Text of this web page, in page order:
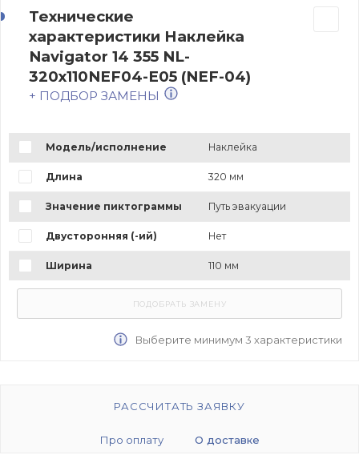
Технические
характеристики Наклейка
Navigator 14 355 NL-
320х110NEF04-E05 (NEF-04)
+ ПОДБОР ЗАМЕНЫ
Модель/исполнение Наклейка
Длина 320 мм
Значение пиктограммы Путь эвакуации
Двусторонняя (-ий) Нет
Ширина 110 мм
Выберите минимум 3 характеристики
РАССЧИТАТЬ ЗАЯВКУ
Про оплату О доставке